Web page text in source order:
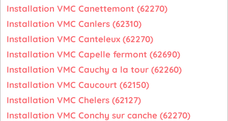
Installation VMC Canettemont (62270)
Installation VMC Canlers (62310)
Installation VMC Canteleux (62270)
Installation VMC Capelle fermont (62690)
Installation VMC Cauchy a la tour (62260)
Installation VMC Caucourt (62150)
Installation VMC Chelers (62127)
Installation VMC Conchy sur canche (62270)